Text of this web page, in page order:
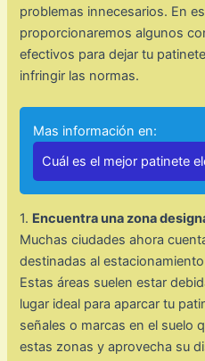
problemas innecesarios. En
proporcionaremos algunos
efectivos para dejar tu
infringir las normas.
Mas información en:
Cuál es el mejor patinete
1. Encuentra una zona
Muchas ciudades ahora
destinadas al
Estas áreas suelen estar
lugar ideal para aparcar tu
señales o marcas en el suelo
estas zonas y aprovecha su